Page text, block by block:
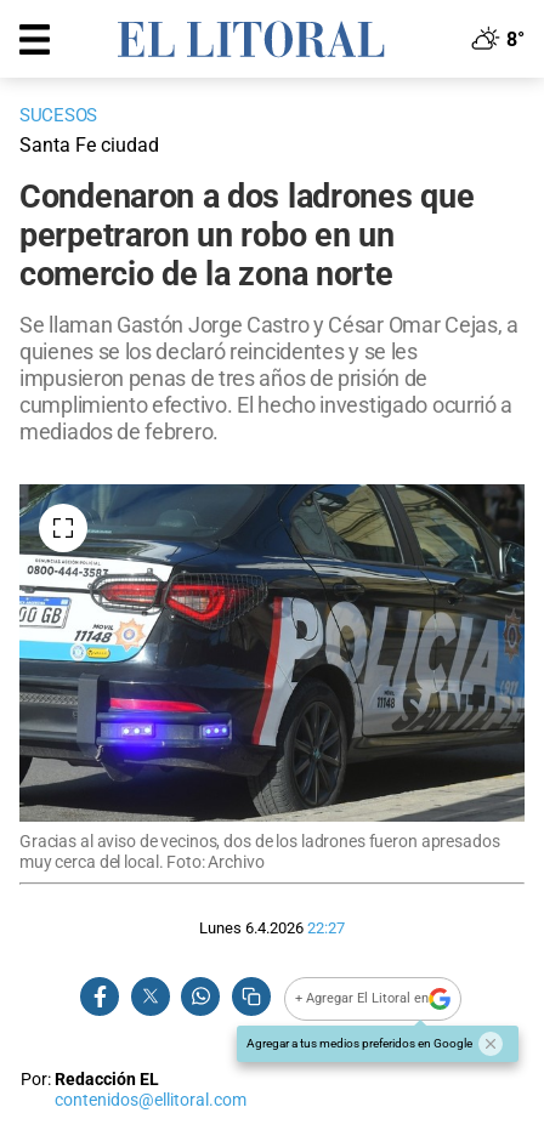
8°
SUCESOS
Santa Fe ciudad
Condenaron a dos ladrones que
perpetraron un robo en un
comercio de la zona norte
Se llaman Gastón Jorge Castro y César Omar Cejas, a
quienes se los declaró reincidentes y se les
impusieron penas de tres años de prisión de
cumplimiento efectivo. El hecho investigado ocurrió a
mediados de febrero.
Gracias al aviso de vecinos, dos de los ladrones fueron apresados
muy cerca del local. Foto: Archivo
Lunes 6.4.2026 22:27
+ Agregar El Litoral en
Agregar a tus medios preferidos en Google
Por:Redacción EL
contenidos@ellitoral.com